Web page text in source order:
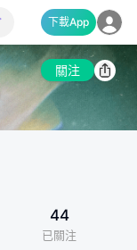
下載App
關注
44
已關注